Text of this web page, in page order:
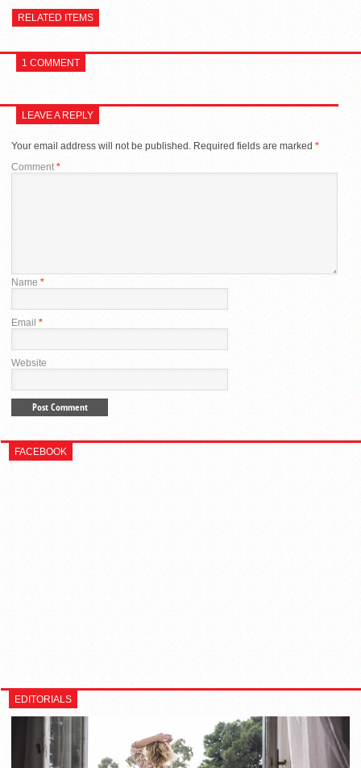
RELATED ITEMS
1 COMMENT
LEAVE A REPLY
Your email address will not be published. Required fields are marked *
Comment*
Name *
Email *
Website
FACEBOOK
EDITORIALS